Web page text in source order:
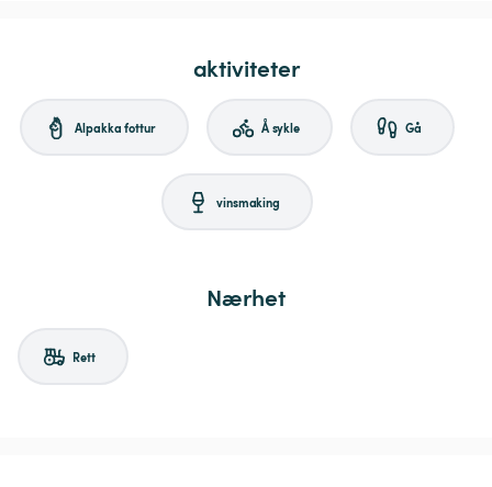
aktiviteter
Alpakka fottur Å sykle Gå
vinsmaking
Nærhet
Rett